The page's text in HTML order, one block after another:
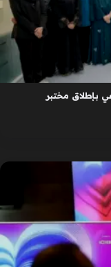
بإطلاق مختبر